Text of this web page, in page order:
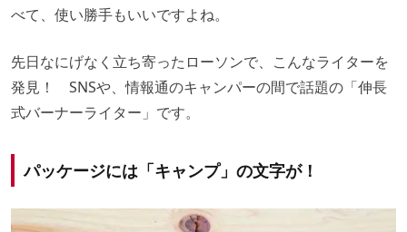
べて、使い勝手もいいですよね。
先日なにげなく立ち寄ったローソンで、こんなライターを
発見！ SNSや、情報通のキャンパーの間で話題の「伸長
式バーナーライター」です。
パッケージには「キャンプ」の文字が！